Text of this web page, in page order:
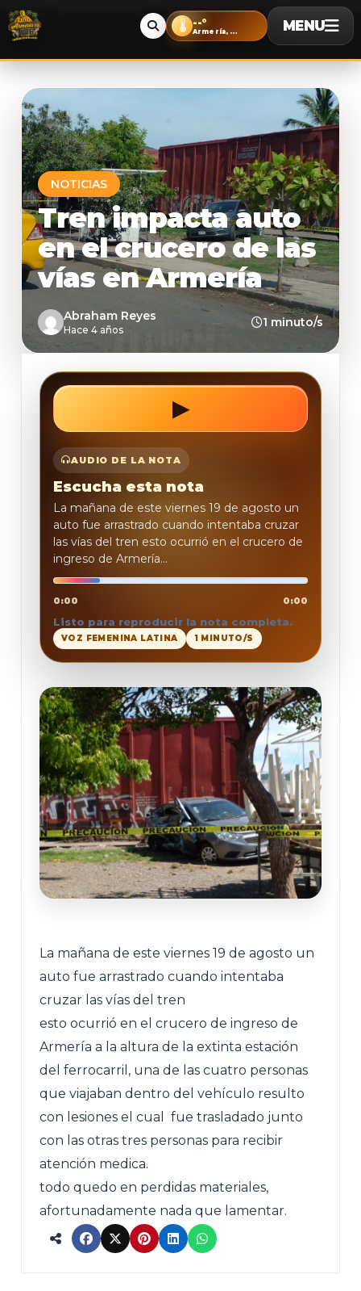
🌡️ --°
Armería, Colima MENU
NOTICIAS
Tren impacta auto
en el crucero de las
vías en Armería
Abraham Reyes
Hace 4 años
1 minuto/s
▶REPRODUCIR
AUDIO DE LA NOTA
Escucha esta nota
La mañana de este viernes 19 de agosto un
auto fue arrastrado cuando intentaba cruzar
las vías del tren esto ocurrió en el crucero de
ingreso de Armería...
0:00 0:00
Listo para reproducir la nota completa.
VOZ FEMENINA LATINA 1 MINUTO/S
La mañana de este viernes 19 de agosto un
auto fue arrastrado cuando intentaba
cruzar las vías del tren
esto ocurrió en el crucero de ingreso de
Armería a la altura de la extinta estación
del ferrocarril, una de las cuatro personas
que viajaban dentro del vehículo resulto
con lesiones el cual fue trasladado junto
con las otras tres personas para recibir
atención medica.
todo quedo en perdidas materiales,
afortunadamente nada que lamentar.